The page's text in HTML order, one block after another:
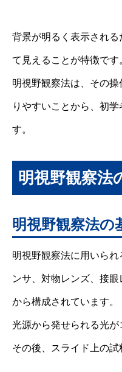
背景が明るく表示され
て見えることが特徴です
明視野観察法は、その
りやすいことから、初
す。
明視野観察法
明視野観察法の
明視野観察法に用いら
ンサ、対物レンズ、接
から構成されています。
光源から発せられる光が
その後、スライド上の